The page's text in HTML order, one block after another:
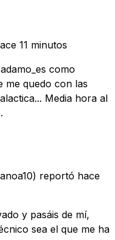
11 minutos
como
me quedo con las
Media hora al
reportó hace
y pasáis de mí,
sea el que me ha